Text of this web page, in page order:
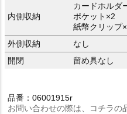
内側収納
カードホルダ
ポケット×2
紙幣クリップ
外側収納
なし
開閉
留め具なし
品番：06001915r
お問い合わせの際は、コチラの